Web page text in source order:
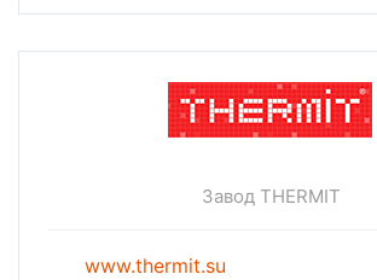
Завод THERMIT
www.thermit.su